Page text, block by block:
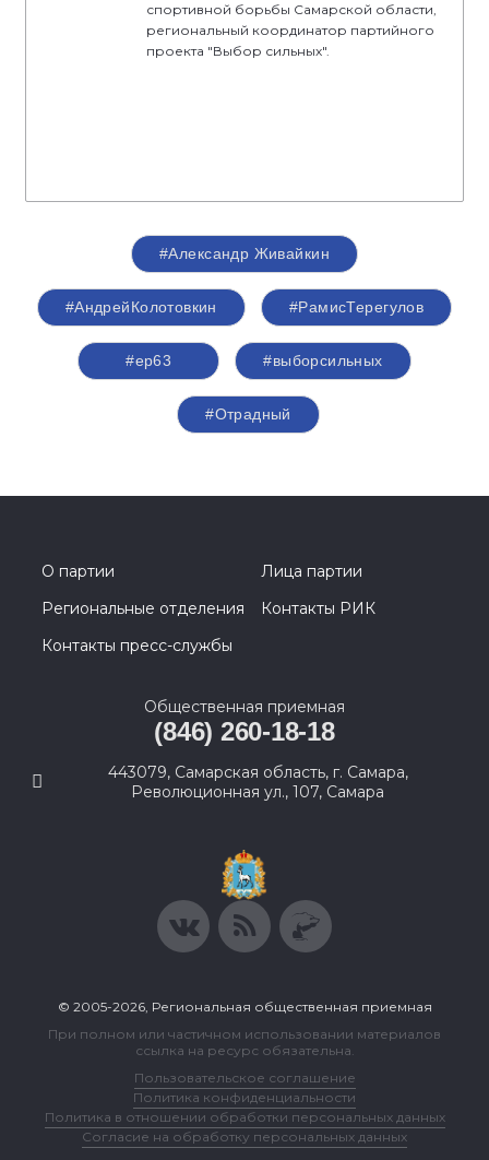
спортивной борьбы Самарской области,
региональный координатор партийного
проекта "Выбор сильных".
#Александр Живайкин
#АндрейКолотовкин #РамисТерегулов
#ер63 #выборсильных
#Отрадный
О партии
Лица партии
Региональные отделения
Контакты РИК
Контакты пресс-службы
Общественная приемная
(846) 260-18-18
443079, Самарская область, г. Самара,
Революционная ул., 107, Самара
© 2005-2026, Региональная общественная приемная
При полном или частичном использовании материалов
ссылка на ресурс обязательна.
Пользовательское соглашение
Политика конфиденциальности
Политика в отношении обработки персональных данных
Согласие на обработку персональных данных